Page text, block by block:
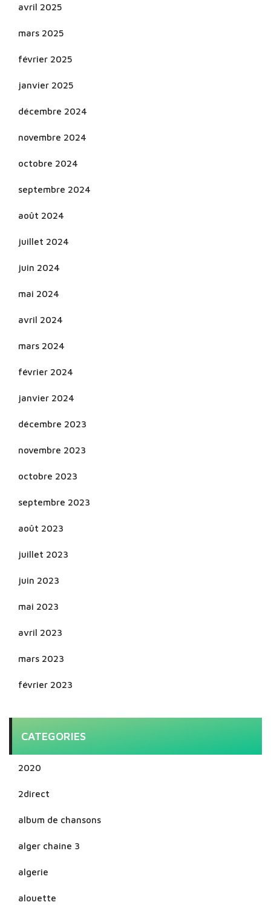
avril 2025
mars 2025
février 2025
janvier 2025
décembre 2024
novembre 2024
octobre 2024
septembre 2024
août 2024
juillet 2024
juin 2024
mai 2024
avril 2024
mars 2024
février 2024
janvier 2024
décembre 2023
novembre 2023
octobre 2023
septembre 2023
août 2023
juillet 2023
juin 2023
mai 2023
avril 2023
mars 2023
février 2023
CATEGORIES
2020
2direct
album de chansons
alger chaine 3
algerie
alouette